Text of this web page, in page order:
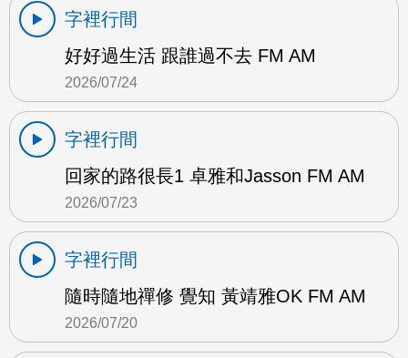
字裡行間
好好過生活 跟誰過不去 FM AM
2026/07/24
字裡行間
回家的路很長1 卓雅和Jasson FM AM
2026/07/23
字裡行間
隨時隨地禪修 覺知 黃靖雅OK FM AM
2026/07/20